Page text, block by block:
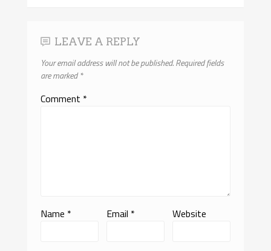
LEAVE A REPLY
Your email address will not be published.Required fields
are marked*
Comment *
Name * Email * Website